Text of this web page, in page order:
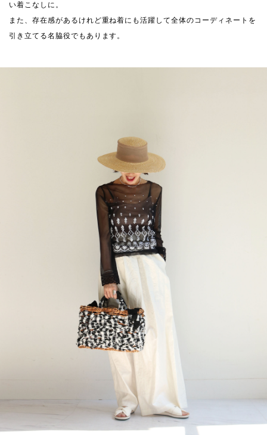
い着こなしに。
また、存在感があるけれど重ね着にも活躍して全体のコーディネートを
引き立てる名脇役でもあります。